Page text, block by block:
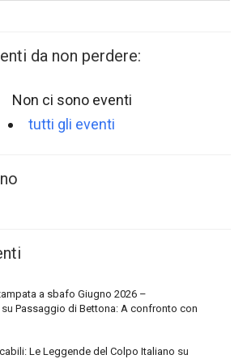
da non perdere:
Non ci sono eventi
tutti gli eventi
a sbafo Giugno 2026 –
su Passaggio di Bettona: A confronto con
Le Leggende del Colpo Italiano su